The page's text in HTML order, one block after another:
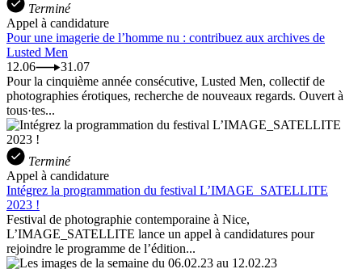
Terminé
Appel à candidature
Pour une imagerie de l’homme nu : contribuez aux archives de
Lusted Men
12.06
31.07
Pour la cinquième année consécutive, Lusted Men, collectif de
photographies érotiques, recherche de nouveaux regards. Ouvert à
tous·tes...
Terminé
Appel à candidature
Intégrez la programmation du festival L’IMAGE_SATELLITE
2023 !
Festival de photographie contemporaine à Nice,
L’IMAGE_SATELLITE lance un appel à candidatures pour
rejoindre le programme de l’édition...